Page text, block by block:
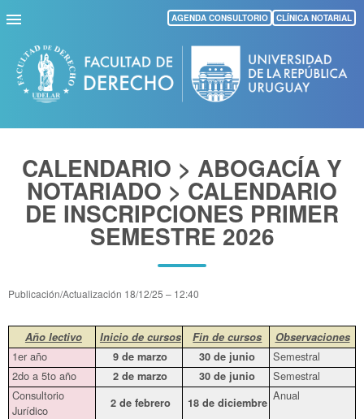
Pasar
al
contenido
principal
AGENDA CONSULTORIO CLÍNICA NOTARIAL
CALENDARIO > ABOGACÍA Y
NOTARIADO > CALENDARIO
DE INSCRIPCIONES PRIMER
SEMESTRE 2026
Publicación/Actualización 18/12/25 – 12:40
Año lectivo Inicio de cursos Fin de cursos Observaciones
1er año 9 de marzo 30 de junio
Semestral
2do a 5to año
2 de marzo 30 de junio
Semestral
Consultorio
Jurídico
2 de febrero 18 de diciembre Anual